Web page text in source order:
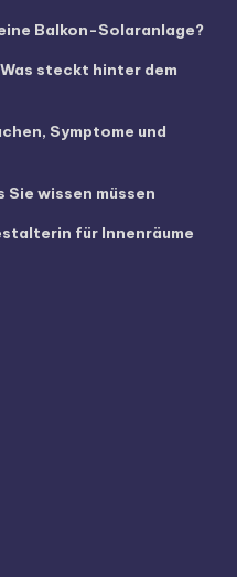
Balkon-Solaranlage?
steckt hinter dem
Symptome und
Sie wissen müssen
für Innenräume